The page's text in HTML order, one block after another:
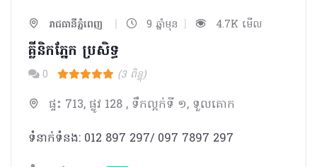
រាជធានីភ្នំពេញ | 9 ឆ្នាំមុន | 4.7K មើល
គ្លីនិកភ្នែក ប្រសិទ្ធ
0 (3 ពិន្ទុ)
ផ្ទះ 713, ផ្លូវ 128 , ទឹកល្អក់ទី ១, ទួលគោក
ទំនាក់ទំនង: 012 897 297/ 097 7897 297